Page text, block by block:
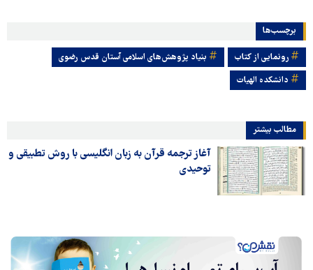
برچسب‌ها
رونمایی از کتاب
بنیاد پژوهش‌های اسلامی آستان قدس رضوی
دانشکده الهیات
مطالب بیشتر
آغاز ترجمه قرآن به زبان انگلیسی با روش تطبیقی و
توحیدی